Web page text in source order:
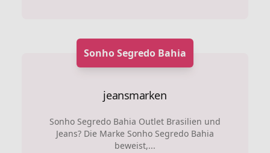
Sonho Segredo Bahia
jeansmarken
Sonho Segredo Bahia Outlet Brasilien und
Jeans? Die Marke Sonho Segredo Bahia
beweist,...